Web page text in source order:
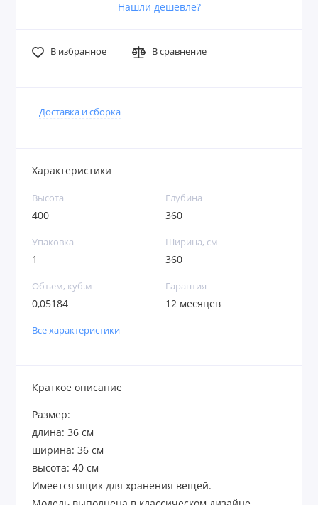
Нашли дешевле?
В избранное В сравнение
Доставка и сборка
Характеристики
Высота
400
Глубина
360
Упаковка
1
Ширина, см
360
Объем, куб.м
0,05184
Гарантия
12 месяцев
Все характеристики
Краткое описание
Размер:
длина: 36 см
ширина: 36 см
высота: 40 см
Имеется ящик для хранения вещей.